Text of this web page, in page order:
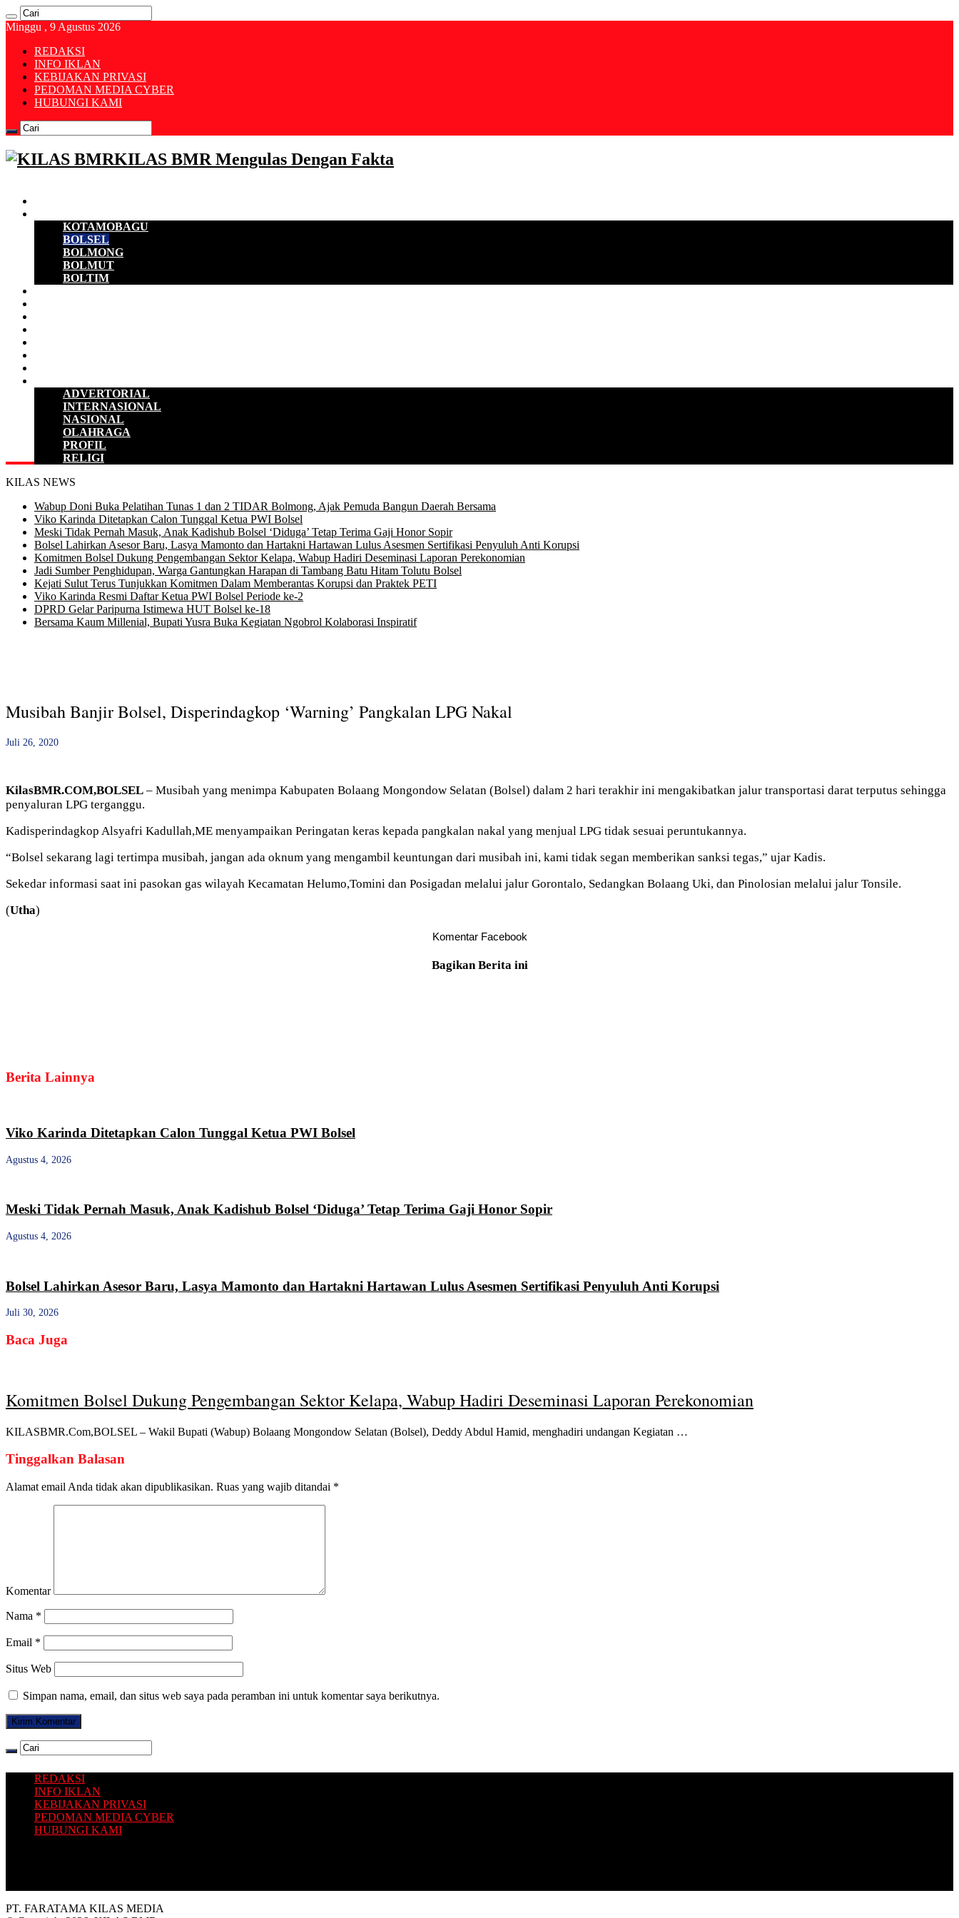
Minggu , 9 Agustus 2026
REDAKSI
INFO IKLAN
KEBIJAKAN PRIVASI
PEDOMAN MEDIA CYBER
HUBUNGI KAMI
KILAS BMR Mengulas Dengan Fakta
KOTAMOBAGU
BOLSEL
BOLMONG
BOLMUT
BOLTIM
ADVERTORIAL
INTERNASIONAL
NASIONAL
OLAHRAGA
PROFIL
RELIGI
KILAS NEWS
Wabup Doni Buka Pelatihan Tunas 1 dan 2 TIDAR Bolmong, Ajak Pemuda Bangun Daerah Bersama
Viko Karinda Ditetapkan Calon Tunggal Ketua PWI Bolsel
Meski Tidak Pernah Masuk, Anak Kadishub Bolsel ‘Diduga’ Tetap Terima Gaji Honor Sopir
Bolsel Lahirkan Asesor Baru, Lasya Mamonto dan Hartakni Hartawan Lulus Asesmen Sertifikasi Penyuluh Anti Korupsi
Komitmen Bolsel Dukung Pengembangan Sektor Kelapa, Wabup Hadiri Deseminasi Laporan Perekonomian
Jadi Sumber Penghidupan, Warga Gantungkan Harapan di Tambang Batu Hitam Tolutu Bolsel
Kejati Sulut Terus Tunjukkan Komitmen Dalam Memberantas Korupsi dan Praktek PETI
Viko Karinda Resmi Daftar Ketua PWI Bolsel Periode ke-2
DPRD Gelar Paripurna Istimewa HUT Bolsel ke-18
Bersama Kaum Millenial, Bupati Yusra Buka Kegiatan Ngobrol Kolaborasi Inspiratif
Musibah Banjir Bolsel, Disperindagkop ‘Warning’ Pangkalan LPG Nakal
Juli 26, 2020
KilasBMR.COM,BOLSEL – Musibah yang menimpa Kabupaten Bolaang Mongondow Selatan (Bolsel) dalam 2 hari terakhir ini mengakibatkan jalur transportasi darat terputus sehingga
penyaluran LPG terganggu.
Kadisperindagkop Alsyafri Kadullah,ME menyampaikan Peringatan keras kepada pangkalan nakal yang menjual LPG tidak sesuai peruntukannya.
“Bolsel sekarang lagi tertimpa musibah, jangan ada oknum yang mengambil keuntungan dari musibah ini, kami tidak segan memberikan sanksi tegas,” ujar Kadis.
Sekedar informasi saat ini pasokan gas wilayah Kecamatan Helumo,Tomini dan Posigadan melalui jalur Gorontalo, Sedangkan Bolaang Uki, dan Pinolosian melalui jalur Tonsile.
(Utha)
Komentar Facebook
Bagikan Berita ini
Berita Lainnya
Viko Karinda Ditetapkan Calon Tunggal Ketua PWI Bolsel
Agustus 4, 2026
Meski Tidak Pernah Masuk, Anak Kadishub Bolsel ‘Diduga’ Tetap Terima Gaji Honor Sopir
Agustus 4, 2026
Bolsel Lahirkan Asesor Baru, Lasya Mamonto dan Hartakni Hartawan Lulus Asesmen Sertifikasi Penyuluh Anti Korupsi
Juli 30, 2026
Baca Juga
Komitmen Bolsel Dukung Pengembangan Sektor Kelapa, Wabup Hadiri Deseminasi Laporan Perekonomian
KILASBMR.Com,BOLSEL – Wakil Bupati (Wabup) Bolaang Mongondow Selatan (Bolsel), Deddy Abdul Hamid, menghadiri undangan Kegiatan …
Tinggalkan Balasan
Alamat email Anda tidak akan dipublikasikan. Ruas yang wajib ditandai *
Komentar
Nama *
Email *
Situs Web
Simpan nama, email, dan situs web saya pada peramban ini untuk komentar saya berikutnya.
REDAKSI
INFO IKLAN
KEBIJAKAN PRIVASI
PEDOMAN MEDIA CYBER
HUBUNGI KAMI
PT. FARATAMA KILAS MEDIA